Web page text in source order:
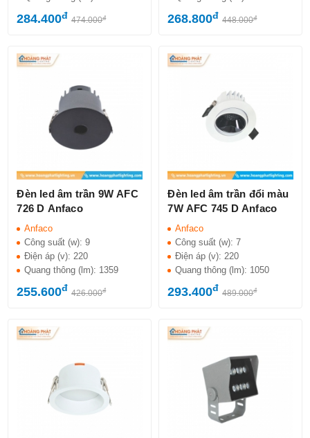
284.400đ 474.000đ 268.800đ 448.000đ
Đèn led âm trần 9W AFC
726 D Anfaco
Anfaco
Công suất (w):9
Điện áp (v): 220
Quang thông (lm): 1359
255.600đ 426.000đ
Đèn led âm trần đổi màu
7W AFC 745 D Anfaco
Anfaco
Công suất (w):7
Điện áp (v): 220
Quang thông (lm): 1050
293.400đ 489.000đ